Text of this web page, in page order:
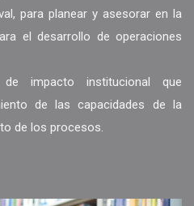
para planear y asesorar en la
el desarrollo de operaciones
de impacto institucional que
de las capacidades de la
de los procesos.